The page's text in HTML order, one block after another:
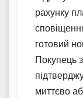
рахунку
готовий
Покупець
миттєво